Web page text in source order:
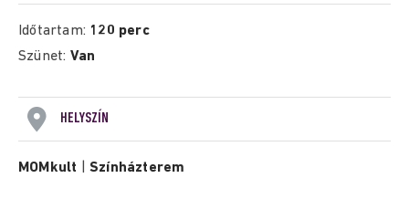
Időtartam: 120 perc
Szünet: Van
HELYSZÍN
MOMkult |Színházterem